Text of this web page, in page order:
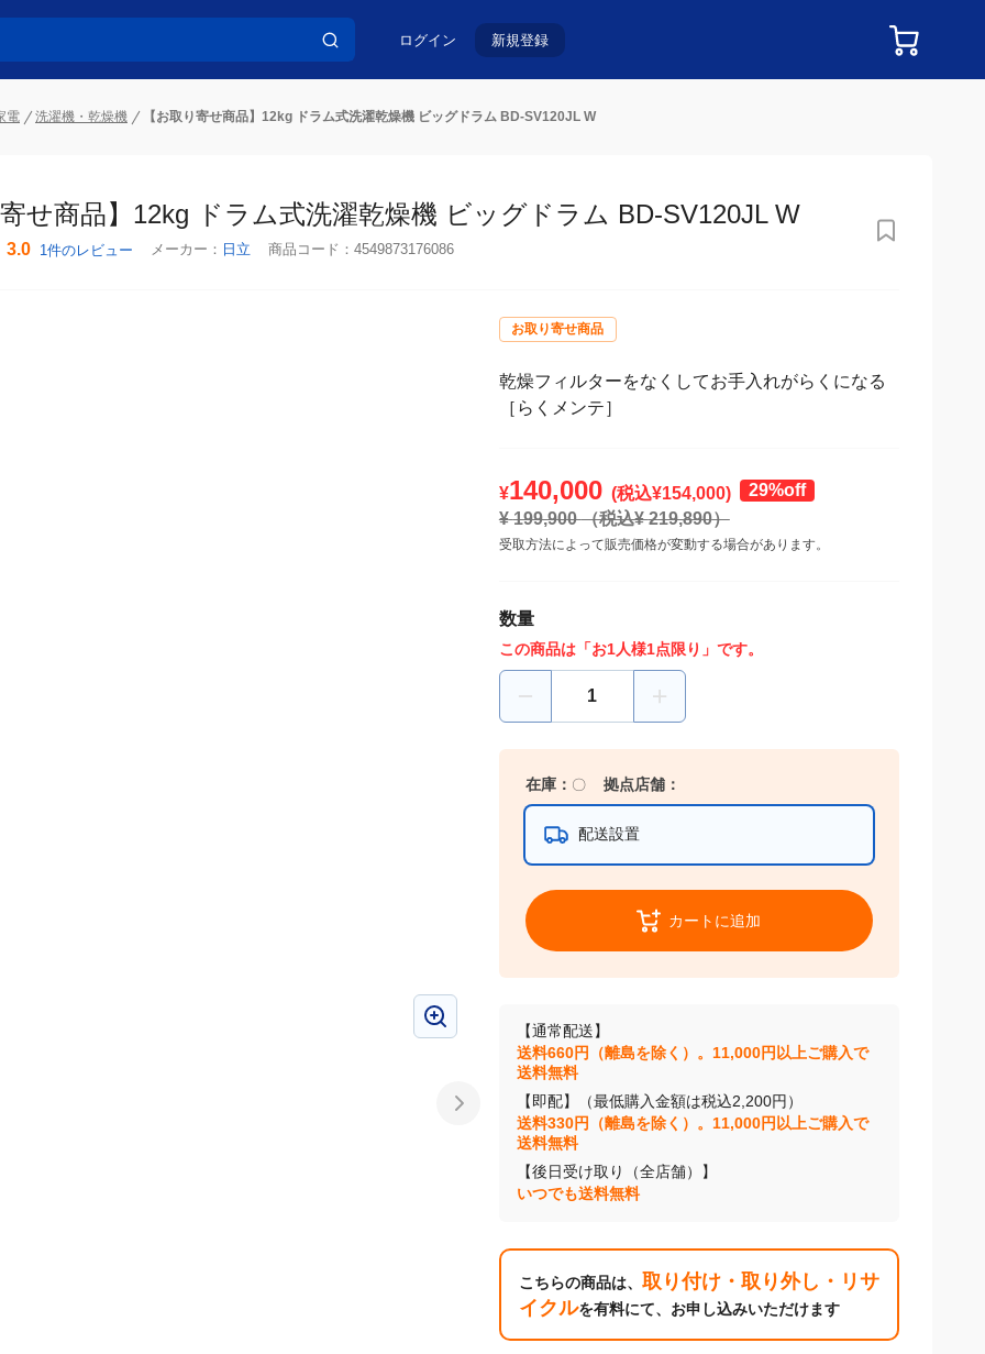
ログイン 新規登録
電 洗濯機・乾燥機 【お取り寄せ商品】12kg ドラム式洗濯乾燥機 ビッグドラム BD-SV120JL W
せ商品】12kg ドラム式洗濯乾燥機 ビッグドラム BD-SV120JL W
3.0 1件のレビュー メーカー： 日立 商品コード： 4549873176086
お取り寄せ商品
乾燥フィルターをなくしてお手入れがらくになる
［らくメンテ］
¥140,000 (税込¥154,000)
29%off
¥ 199,900（税込¥219,890）
受取方法によって販売価格が変動する場合があります。
数量
この商品は「お1人様1点限り」です。
在庫： 〇 拠点店舗：
配送設置
カートに追加
【通常配送】
送料660円（離島を除く）。11,000円以上ご購入で
送料無料
【即配】（最低購入金額は税込2,200円）
送料330円（離島を除く）。11,000円以上ご購入で
送料無料
【後日受け取り（全店舗）】
こちらの商品は、取り付け・取り外し・リサ
イクルを有料にて、お申し込みいただけます